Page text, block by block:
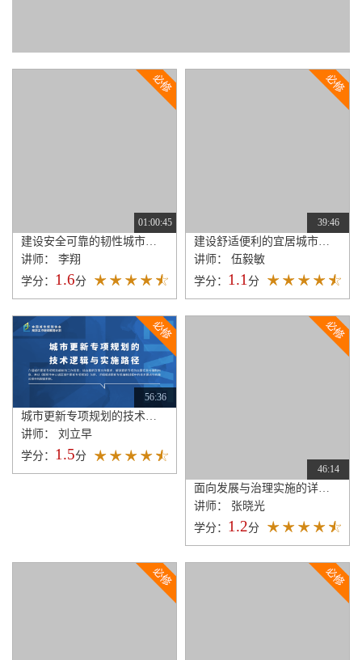
01:00:45
讲师： 李翔
学分： 1.6分
39:46
讲师： 伍毅敏
学分： 1.1分
56:36
城市更新专项规划的技术逻辑与实施路径
讲师： 刘立早
学分： 1.5分
46:14
讲师： 张晓光
学分： 1.2分